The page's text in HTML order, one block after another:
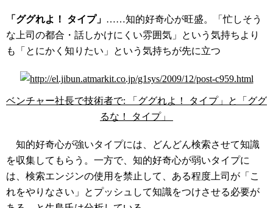
「ググれよ！ タイプ」 ……知的好奇心が旺盛。「忙しそう
な上司の都合・話しかけにくい雰囲気」という気持ちより
も「とにかく知りたい」という気持ちが先に立つ
ベンチャー社長で技術者で: 「ググれよ！ タイプ」と「ググ
るな！ タイプ」
知的好奇心が強いタイプには、どんどん検索させて知識
を収集してもらう。一方で、知的好奇心が弱いタイプに
は、検索エンジンの使用を禁止して、ある程度上司が「こ
れをやりなさい」とプッシュして知識をつけさせる必要が